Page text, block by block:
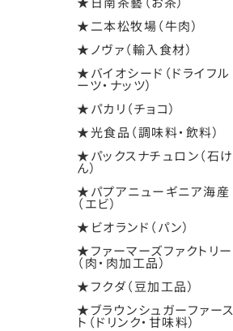
★二本松牧場（牛肉）
★ノヴァ（輸入食材）
★バイオシード（ドライフル
ーツ・ナッツ）
★パカリ（チョコ）
★光食品（調味料・飲料）
★パックスナチュロン（石け
ん）
★パプアニューギニア海産
（エビ）
★ビオランド（パン）
★ファーマーズファクトリー
（肉・肉加工品）
★フクダ（豆加工品）
★ブラウンシュガーファース
ト（ドリンク・甘味料）